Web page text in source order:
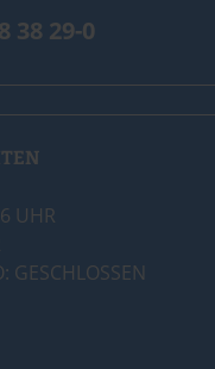
38 29-0
UHR
GESCHLOSSEN